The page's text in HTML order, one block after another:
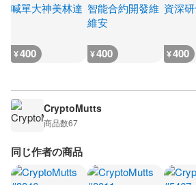
¥400 ¥400 ¥400
CryptoMutts
商品数67
同じ作者の商品